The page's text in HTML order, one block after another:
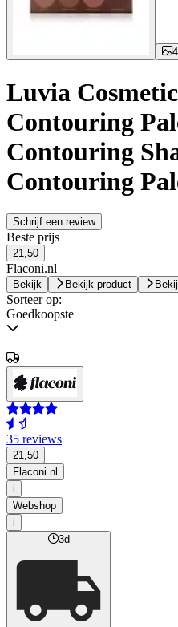
4
Luvia
Contouring
Contouring
Contouring
Schrijf een review
Beste prijs
21,50
Flaconi.nl
Bekijk Bekijk product
Sorteer op:
Goedkoopste
35 reviews
21,50
Flaconi.nl
i
Webshop
i
3d